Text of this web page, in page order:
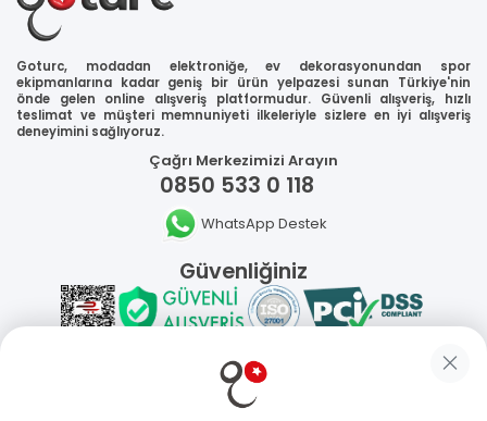
Goturc, modadan elektroniğe, ev dekorasyonundan spor
ekipmanlarına kadar geniş bir ürün yelpazesi sunan Türkiye'nin
önde gelen online alışveriş platformudur. Güvenli alışveriş, hızlı
teslimat ve müşteri memnuniyeti ilkeleriyle sizlere en iyi alışveriş
deneyimini sağlıyoruz.
Çağrı Merkezimizi Arayın
0850 533 0 118
WhatsApp Destek
Güvenliğiniz
Sosyal Medya